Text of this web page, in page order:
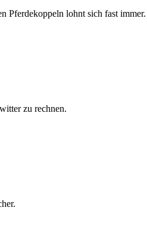
Pferdekoppeln lohnt sich fast immer.
zu rechnen.